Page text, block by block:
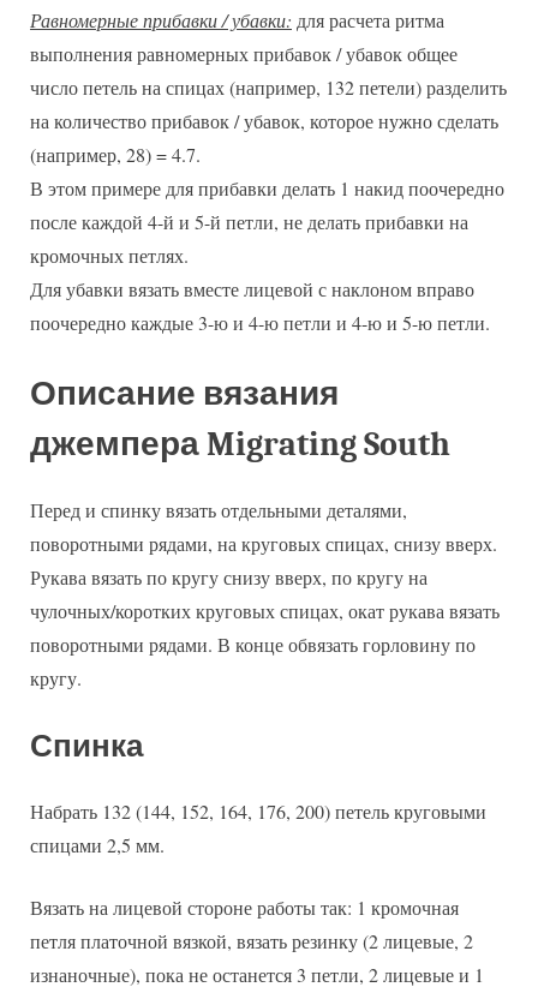
Равномерные прибавки / убавки: для расчета ритма
выполнения равномерных прибавок / убавок общее
число петель на спицах (например, 132 петели) разделить
на количество прибавок / убавок, которое нужно сделать
(например, 28) = 4.7.
В этом примере для прибавки делать 1 накид поочередно
после каждой 4-й и 5-й петли, не делать прибавки на
кромочных петлях.
Для убавки вязать вместе лицевой с наклоном вправо
поочередно каждые 3-ю и 4-ю петли и 4-ю и 5-ю петли.
Описание вязания
джемпера Migrating South
Перед и спинку вязать отдельными деталями,
поворотными рядами, на круговых спицах, снизу вверх.
Рукава вязать по кругу снизу вверх, по кругу на
чулочных/коротких круговых спицах, окат рукава вязать
поворотными рядами. В конце обвязать горловину по
кругу.
Спинка
Набрать 132 (144, 152, 164, 176, 200) петель круговыми
спицами 2,5 мм.
Вязать на лицевой стороне работы так: 1 кромочная
петля платочной вязкой, вязать резинку (2 лицевые, 2
изнаночные), пока не останется 3 петли, 2 лицевые и 1